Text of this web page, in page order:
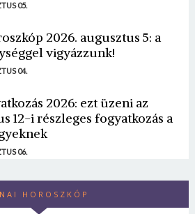
05.
2026. augusztus 5: a
vigyázzunk!
04.
2026: ezt üzeni az
12-i részleges fogyatkozás a
06.
HOROSZKÓP